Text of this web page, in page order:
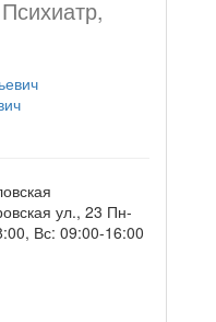
Психиатр,
ул., 23 Пн-
Вс: 09:00-16:00